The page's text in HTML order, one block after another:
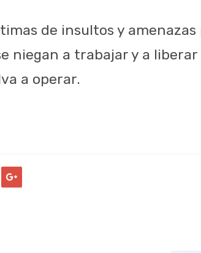
de insultos y
niegan a trabajar y a
a operar.